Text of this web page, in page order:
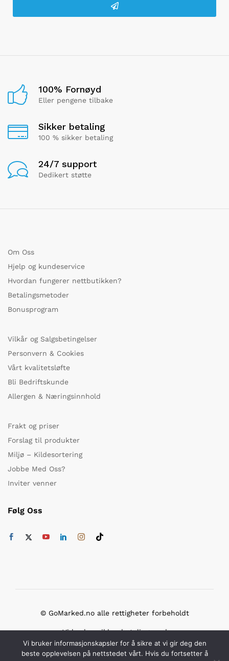
100% Fornøyd
Eller pengene tilbake
Sikker betaling
100 % sikker betaling
24/7 support
Dedikert støtte
Om Oss
Hjelp og kundeservice
Hvordan fungerer nettbutikken?
Betalingsmetoder
Bonusprogram
Vilkår og Salgsbetingelser
Personvern & Cookies
Vårt kvalitetsløfte
Bli Bedriftskunde
Allergen & Næringsinnhold
Frakt og priser
Forslag til produkter
Miljø – Kildesortering
Jobbe Med Oss?
Inviter venner
Følg Oss
© GoMarked.no alle rettigheter forbeholdt
Vi bruker sikker betaling med
Vi bruker informasjonskapsler for å sikre at vi gir deg den
beste opplevelsen på nettstedet vårt. Hvis du fortsetter å